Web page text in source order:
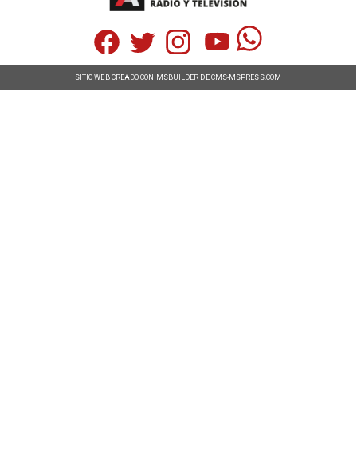
SITIO WEB CREADO CON MSBUILDER DE CMS-MSPRESS.COM